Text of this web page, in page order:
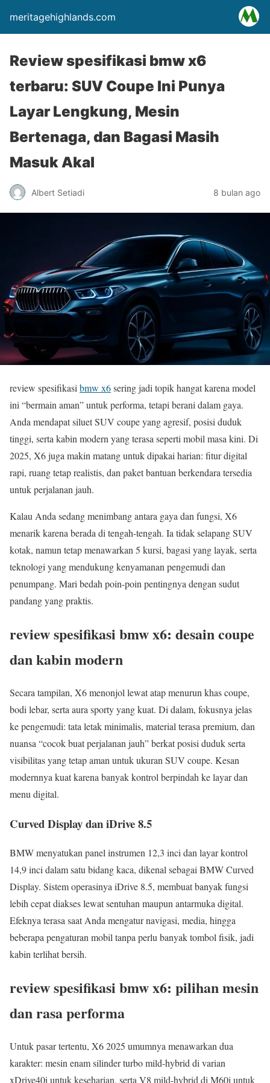
meritagehighlands.com
Review spesifikasi bmw x6
terbaru: SUV Coupe Ini Punya
Layar Lengkung, Mesin
Bertenaga, dan Bagasi Masih
Masuk Akal
Albert Setiadi 8 bulan ago
review spesifikasi bmw x6sering jadi topik hangat karena model
ini “bermain aman” untuk performa, tetapi berani dalam gaya.
Anda mendapat siluet SUV coupe yang agresif, posisi duduk
tinggi, serta kabin modern yang terasa seperti mobil masa kini. Di
2025, X6 juga makin matang untuk dipakai harian: fitur digital
rapi, ruang tetap realistis, dan paket bantuan berkendara tersedia
untuk perjalanan jauh.
Kalau Anda sedang menimbang antara gaya dan fungsi, X6
menarik karena berada di tengah-tengah. Ia tidak selapang SUV
kotak, namun tetap menawarkan 5 kursi, bagasi yang layak, serta
teknologi yang mendukung kenyamanan pengemudi dan
penumpang. Mari bedah poin-poin pentingnya dengan sudut
pandang yang praktis.
review spesifikasi bmw x6: desain coupe
dan kabin modern
Secara tampilan, X6 menonjol lewat atap menurun khas coupe,
bodi lebar, serta aura sporty yang kuat. Di dalam, fokusnya jelas
ke pengemudi: tata letak minimalis, material terasa premium, dan
nuansa “cocok buat perjalanan jauh” berkat posisi duduk serta
visibilitas yang tetap aman untuk ukuran SUV coupe. Kesan
modernnya kuat karena banyak kontrol berpindah ke layar dan
menu digital.
Curved Display dan iDrive 8.5
BMW menyatukan panel instrumen 12,3 inci dan layar kontrol
14,9 inci dalam satu bidang kaca, dikenal sebagai BMW Curved
Display. Sistem operasinya iDrive 8.5, membuat banyak fungsi
lebih cepat diakses lewat sentuhan maupun antarmuka digital.
Efeknya terasa saat Anda mengatur navigasi, media, hingga
beberapa pengaturan mobil tanpa perlu banyak tombol fisik, jadi
kabin terlihat bersih.
review spesifikasi bmw x6: pilihan mesin
dan rasa performa
Untuk pasar tertentu, X6 2025 umumnya menawarkan dua
karakter: mesin enam silinder turbo mild-hybrid di varian
xDrive40i untuk keseharian, serta V8 mild-hybrid di M60i untuk